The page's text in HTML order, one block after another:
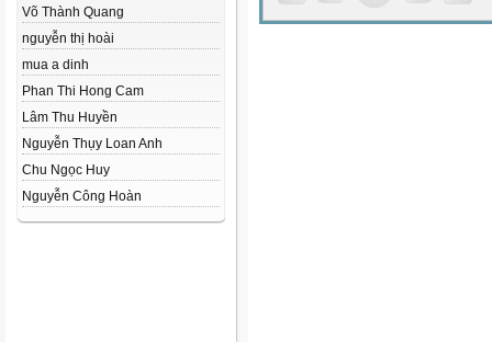
Võ Thành Quang
nguyễn thị hoài
mua a dinh
Phan Thi Hong Cam
Lâm Thu Huyền
Nguyễn Thụy Loan Anh
Chu Ngọc Huy
Nguyễn Công Hoàn